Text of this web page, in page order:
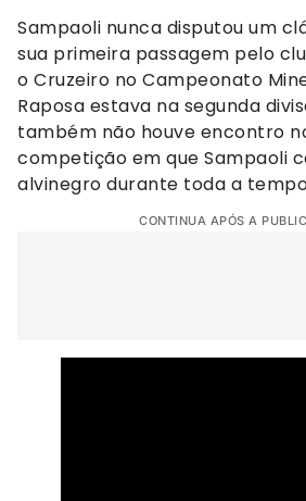
Sampaoli nunca disputou um
sua primeira passagem pelo
o Cruzeiro no Campeonato
Raposa estava na segunda
também não houve encontro
competição em que Sampaoli
alvinegro durante toda a
CONTINUA APÓS A